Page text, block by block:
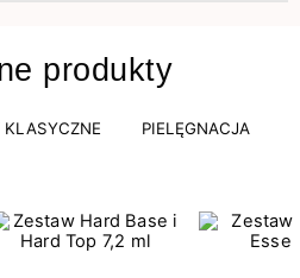
produkty
KLASYCZNE PIELĘGNACJA